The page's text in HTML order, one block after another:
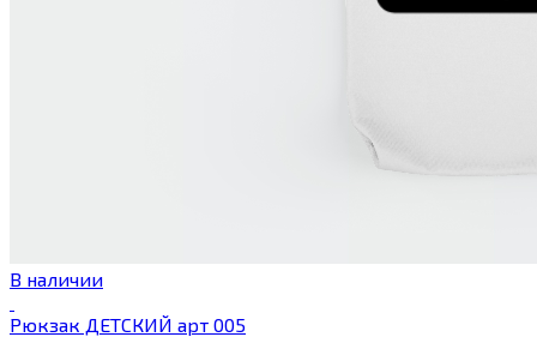
В наличии
Рюкзак ДЕТСКИЙ арт 005